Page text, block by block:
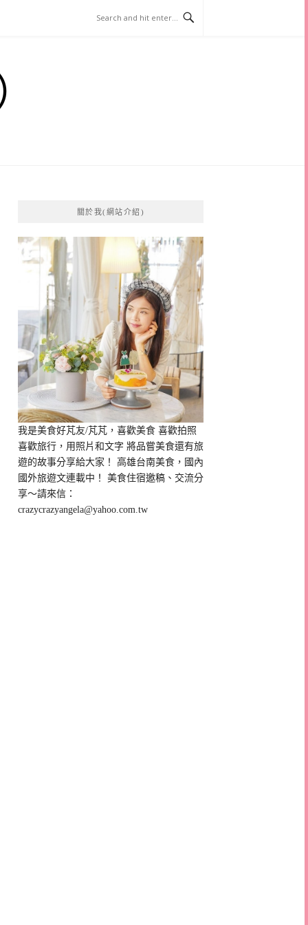
關於我(網站介紹)
我是美食好芃友/芃芃，喜歡美食 喜歡拍照
喜歡旅行，用照片和文字 將品嘗美食還有旅
遊的故事分享給大家！ 高雄台南美食，國內
國外旅遊文連載中！ 美食住宿邀稿、交流分
享～請來信：
crazycrazyangela@yahoo.com.tw